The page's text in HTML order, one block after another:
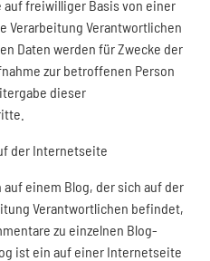
freiwilliger Basis von einer
Verarbeitung Verantwortlichen
Daten werden für Zwecke der
zur betroffenen Person
dieser
der Internetseite
auf einem Blog, der sich auf der
Verantwortlichen befindet,
zu einzelnen Blog-
ist ein auf einer Internetseite